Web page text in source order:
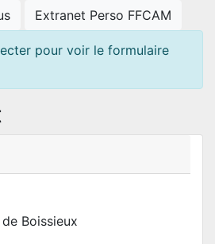
Extranet Perso FFCAM
pour voir le formulaire
Boissieux